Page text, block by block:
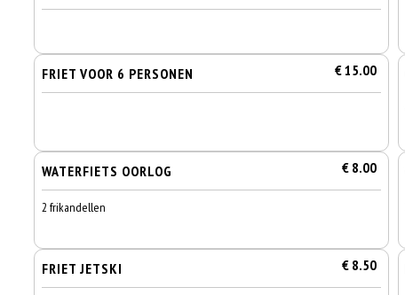
FRIET VOOR 6 PERSONEN € 15.00
WATERFIETS OORLOG € 8.00
2 frikandellen
FRIET JETSKI € 8.50